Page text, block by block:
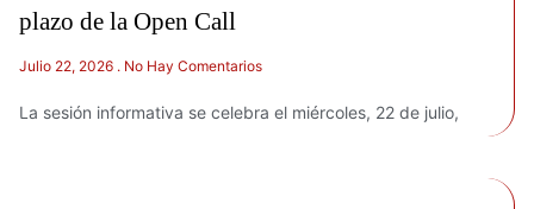
plazo de la Open Call
Julio 22, 2026 No Hay Comentarios
La sesión informativa se celebra el miércoles, 22 de julio,